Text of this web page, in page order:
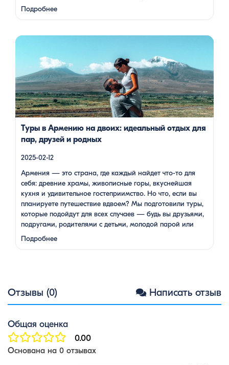
расположенный на полуострове, а также Айраванк,
который менее известен, но не менее …
Подробнее
Армения — это страна, где каждый найдет что-то для себя:
удивительное гостеприимство. Но что, если вы планируете
путешествие вдвоем? Мы подготовили туры, которые
подойдут для всех случаев — будь вы друзьями, подругами,
родителями с детьми, молодой парой или супругами в
возрасте. Какой тур выбрать для путешествия вдвоем? 1. […]
Туры в Армению на двоих: идеальный отдых для
пар, друзей и родных
2025-02-12
Армения — это страна, где каждый найдет что-то для
себя: древние храмы, живописные горы, вкуснейшая
кухня и удивительное гостеприимство. Но что, если вы
планируете путешествие вдвоем? Мы подготовили туры,
которые подойдут для всех случаев — будь вы друзьями,
подругами, родителями с детьми, молодой парой или
супругами в возрасте. Какой тур выбрать для
путешествия вдвоем? 1. …
Подробнее
Отзывы (0) Написать отзыв
Общая оценка
0.00
Основана на 0 отзывах